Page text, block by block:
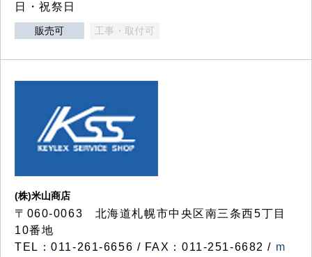
日・祝祭日
販売可 工事・取付可
(株)米山商店
〒060-0063 北海道札幌市中央区南三条西5丁目
10番地
TEL：011-261-6656 / FAX：011-251-6682 / m